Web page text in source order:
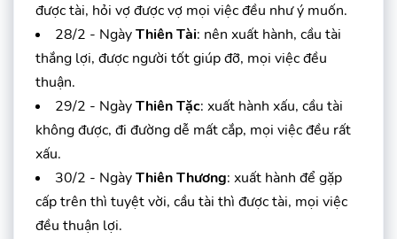
được tài, hỏi vợ được vợ mọi việc đều như ý muốn.
28/2 - NgàyThiên Tài: nên xuất hành, cầu tài
thắng lợi, được người tốt giúp đỡ, mọi việc đều
thuận.
29/2 - NgàyThiên Tặc: xuất hành xấu, cầu tài
không được, đi đường dễ mất cắp, mọi việc đều rất
xấu.
30/2 - NgàyThiên Thương: xuất hành để gặp
cấp trên thì tuyệt vời, cầu tài thì được tài, mọi việc
đều thuận lợi.